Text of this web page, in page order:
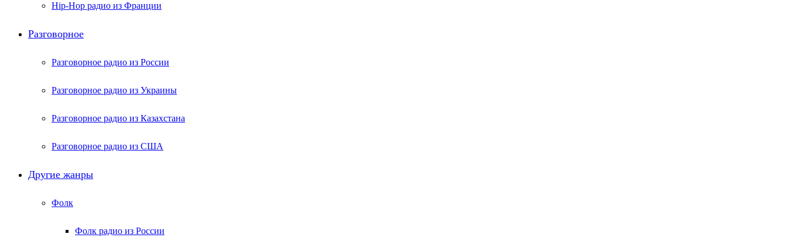
Hip-Hop радио из Франции
Разговорное
Разговорное радио из России
Разговорное радио из Украины
Разговорное радио из Казахстана
Разговорное радио из США
Другие жанры
Фолк
Фолк радио из России